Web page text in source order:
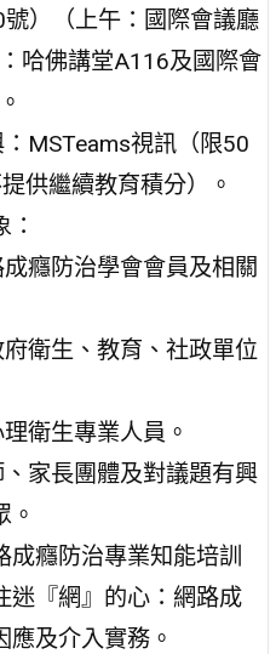
）（上午：國際會議廳
哈佛講堂A116及國際會
MSTeams視訊（限50
供繼續教育積分）。
癮防治學會會員及相關
衛生、教育、社政單位
衛生專業人員。
家長團體及對議題有興
。
成癮防治專業知能培訓
迷『網』的心：網路成
應及介入實務。